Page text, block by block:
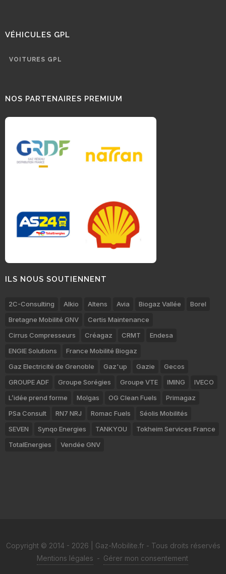
VÉHICULES GPL
VOITURES GPL
NOS PARTENAIRES PREMIUM
ILS NOUS SOUTIENNENT
2C-Consulting Alkio Altens Avia Biogaz Vallée
Borel
Bretagne Mobilité GNV
Certis Maintenance
Cirrus Compresseurs
Créagaz CRMT
Endesa
ENGIE Solutions
France Mobilité Biogaz
Gaz Electricité de Grenoble
Gaz'up Gazie
Gecos
GROUPE ADF
Groupe Sorégies Groupe VTE IMING
IVECO
L’idée prend forme
Molgas OG Clean Fuels
Primagaz
PSa Consult
RN7 NRJ Romac Fuels
Séolis Mobilités
SEVEN
Synqo Energies TANKYOU
Tokheim Services France
TotalEnergies
Vendée GNV
Copyright © 2014 - 2026 | Gaz-Mobilite.fr - Tous droits réservés
Mentions légales - Gérer mon consentement